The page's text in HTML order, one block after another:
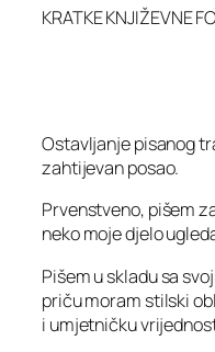
KRATKE KNJIŽEVNE
Ostavljanje pisanog
zahtijevan posao.
Prvenstveno, pišem
neko moje djelo
Pišem u skladu sa
priču moram stilski
i umjetničku